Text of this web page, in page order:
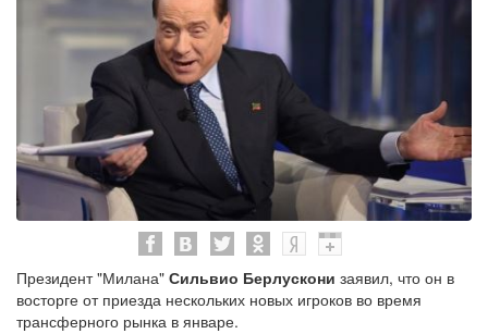
Президент "Милана" Сильвио Берлускони заявил, что он в
восторге от приезда нескольких новых игроков во время
трансферного рынка в январе.